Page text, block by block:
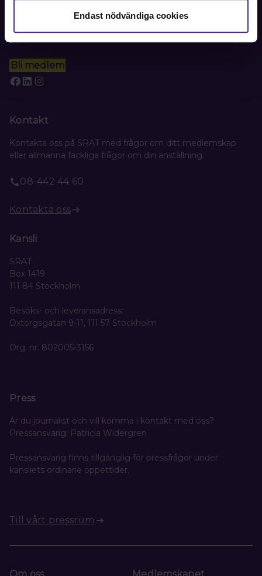
Endast nödvändiga cookies
Bli medlem
Kontakt
Kontakta oss på SRAT med frågor om ditt medlemskap
eller allmänna fackliga frågor om din anställning.
08-442 44 60
Kontakta oss
Kansli
SRAT
Box 1419
111 84 Stockholm
Besöks- och leveransadress:
Oxtorgsgatan 9-11, 111 57 Stockholm
Org. nr. 802005-3156
Press
Är du journalist och vill komma i kontakt med oss?
Pressansvarig: Patricia Widergren
Pressansvarig finns tillgänglig för pressfrågor under
kansliets ordinarie öppettider.
Till vårt pressrum